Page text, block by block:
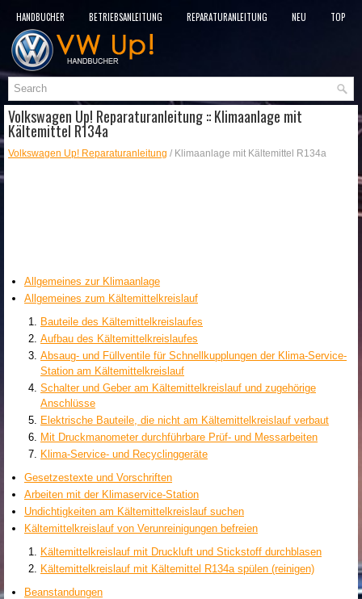
HANDBÜCHER BETRIEBSANLEITUNG REPARATURANLEITUNG NEU
TOP
SITEMAP
Volkswagen Up! Reparaturanleitung :: Klimaanlage mit
Kältemittel R134a
Volkswagen Up! Reparaturanleitung / Klimaanlage mit Kältemittel R134a
Allgemeines zur Klimaanlage
Allgemeines zum Kältemittelkreislauf
Bauteile des Kältemittelkreislaufes
Aufbau des Kältemittelkreislaufes
Absaug- und Füllventile für Schnellkupplungen der Klima-Service-
Station am Kältemittelkreislauf
Schalter und Geber am Kältemittelkreislauf und zugehörige
Anschlüsse
Elektrische Bauteile, die nicht am Kältemittelkreislauf verbaut
Mit Druckmanometer durchführbare Prüf- und Messarbeiten
Klima-Service- und Recyclinggeräte
Gesetzestexte und Vorschriften
Arbeiten mit der Klimaservice-Station
Undichtigkeiten am Kältemittelkreislauf suchen
Kältemittelkreislauf von Verunreinigungen befreien
Kältemittelkreislauf mit Druckluft und Stickstoff durchblasen
Kältemittelkreislauf mit Kältemittel R134a spülen (reinigen)
Beanstandungen